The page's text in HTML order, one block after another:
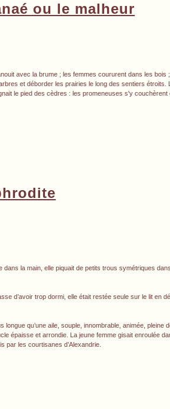
ou le malheur
avec la brume ; les femmes coururent dans les bois
et déborder les prairies le long des sentiers
le pied des cèdres : les promeneuses s'y couchèrent
la main, elle piquait de petits trous symétriques
d’avoir trop dormi, elle était restée seule sur le lit en
qu’une aile, souple, innombrable, animée, pleine
épaisse et arrondie. La jeune femme gisait enroulée
par les courtisanes d’Alexandrie.